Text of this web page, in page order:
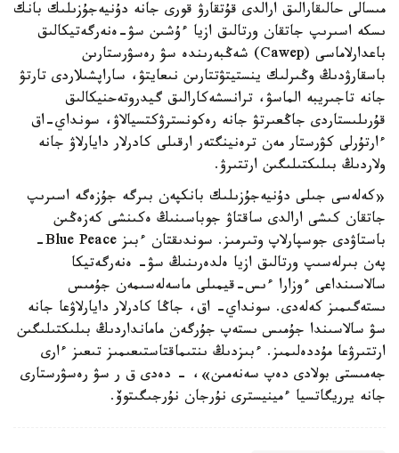
مىسالى حالىقارالىق ارالدى قۇتقارۋ قورى جانە دۇنيەجۇزىلىك بانك
ىسكە اسىرىپ جاتقان ورتالىق ازيا ءۇشىن سۋ-ەنەرگەتيكالىق
باعدارلاماسى (Cawep) شەڭبەرىندە سۋ رەسۋرستارىن
باسقارۋدىڭ وڭىرلىك ينستيتۋتتارىن نىعايتۋ، ساراپشىلاردى تارتۋ
جانە تاجىريبە الماسۋ، ترانسشەكارالىق گيدروتەحنيكالىق
قۇرىلىستاردى جاڭعىرتۋ جانە رەكونسترۋكتسيالاۋ، سونداي-اق
ءارتۇرلى كۋرستار مەن ترەنينگتەر ارقىلى كادرلار دايارلاۋ جانە
ولاردىڭ بىلىكتىلىگىن ارتتىرۋ.
«كەلەسى جىلى دۇنيەجۇزىلىك بانكپەن بىرگە جۇزەگە اسىرىپ
جاتقان كىشى ارالدى ساقتاۋ جوباسىنىڭ ەكىنشى كەزەڭىن
باستاۋدى جوسپارلاپ وتىرمىز. سوندىقتان ءبىز Blue Peace-
پەن بىرلەسىپ ورتالىق ازيا ەلدەرىنىڭ سۋ- ەنەرگەتيكا
سالاسىنداعى ءوزارا ءىس-قيمىلى ماسەلەسىمەن جۇمىس
ىستەگىمىز كەلەدى. سونداي- اق، جاڭا كادرلار دايارلاۋعا جانە
سۋ سالاسىندا جۇمىس ىستەپ جۇرگەن مامانداردىڭ بىلىكتىلىگىن
ارتتىرۋعا مۇددەلىمىز. ءبىزدىڭ ىنتىماقتاستىعىمىز تىعىز ءارى
جەمىستى بولادى دەپ سەنەمىن»، - دەدى ق ر سۋ رەسۋرستارى
جانە يرريگاتسيا ءمينيسترى نۇرجان نۇرجىگىتوۆ.